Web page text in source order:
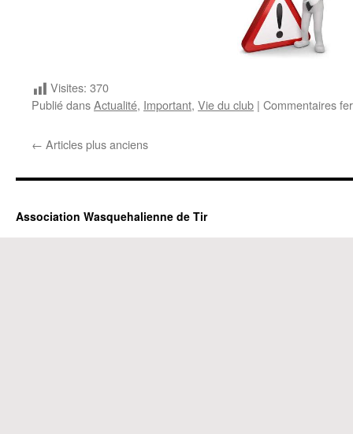
Visites: 370
Publié dansActualité, Important, Vie du club | Commentaires
← Articles plus anciens
Association Wasquehalienne de Tir